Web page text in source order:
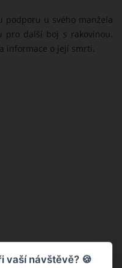
podporu u svého manžela
pro další boj s rakovinou.
informace o její smrti.
vaší návštěvě? 🍪